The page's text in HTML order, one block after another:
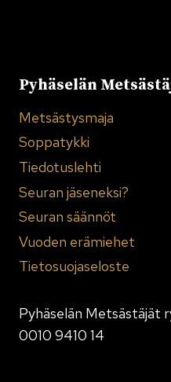
Pyhäselän
Metsästysmaja
Soppatykki
Tiedotuslehti
Seuran jäseneksi?
Seuran säännöt
Vuoden erämiehet
Tietosuojaseloste
Pyhäselän Metsästäjät
0010 9410 14